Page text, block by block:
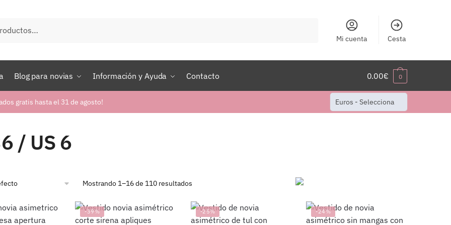
Mi cuenta Cesta
Blog para novias Información y Ayuda Contacto 0.00€ 0
gratis hasta el 31 de agosto! Euros - Selecciona
/ US 6
Mostrando 1–16 de 110 resultados
-39% -25% -24%